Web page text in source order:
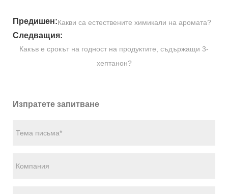
Предишен:Какви са естествените химикали на аромата?
Следващия:
Какъв е срокът на годност на продуктите, съдържащи 3-
хептанон?
Изпратете запитване